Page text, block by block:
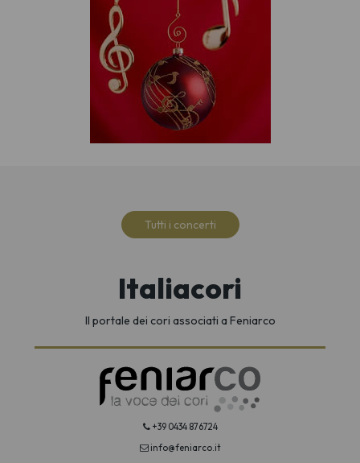
Tutti i concerti
Italiacori
Il portale dei cori associati a Feniarco
+39 0434 876724
info@feniarco.it